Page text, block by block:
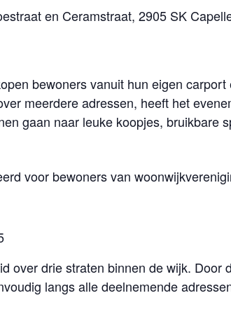
en Ceramstraat, 2905 SK
bewoners vanuit hun eigen
meerdere adressen, heeft het
gaan naar leuke koopjes, bruikbare
voor bewoners van
over drie straten binnen de wijk.
langs alle deelnemende